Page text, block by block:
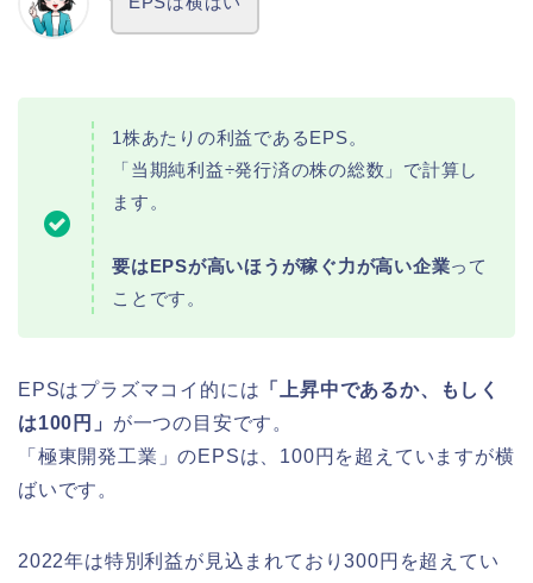
1株あたりの利益であるEPS。
「当期純利益÷発行済の株の総数」で計算し
ます。
要はEPSが高いほうが稼ぐ力が高い企業って
ことです。
EPSはプラズマコイ的には 「上昇中であるか、もしく
は100円」 が一つの目安です。
「極東開発工業」のEPSは、100円を超えていますが横
ばいです。
2022年は特別利益が見込まれており300円を超えてい